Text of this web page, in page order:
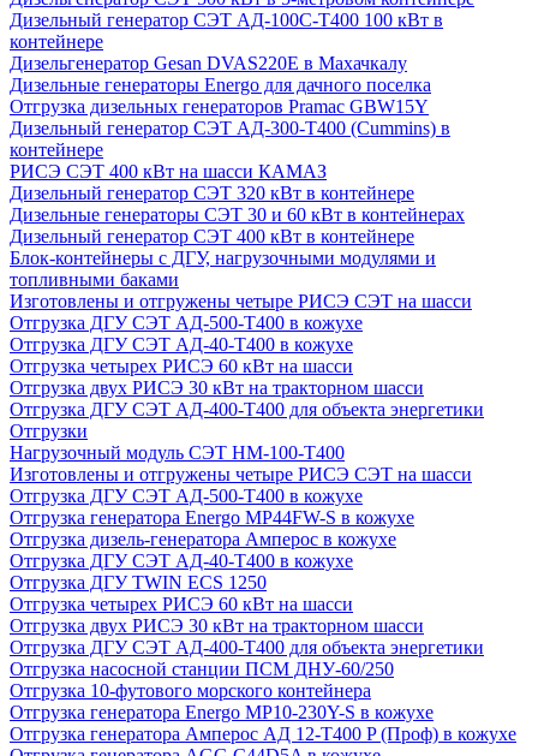
Дизельный генератор СЭТ АД-100С-Т400 100 кВт в
контейнере
Дизельгенератор Gesan DVAS220E в Махачкалу
Дизельные генераторы Energo для дачного поселка
Отгрузка дизельных генераторов Pramac GВW15Y
Дизельный генератор СЭТ АД-300-Т400 (Cummins) в
контейнере
РИСЭ СЭТ 400 кВт на шасси КАМАЗ
Дизельный генератор СЭТ 320 кВт в контейнере
Дизельные генераторы СЭТ 30 и 60 кВт в контейнерах
Дизельный генератор СЭТ 400 кВт в контейнере
Блок-контейнеры с ДГУ, нагрузочными модулями и
топливными баками
Изготовлены и отгружены четыре РИСЭ СЭТ на шасси
Отгрузка ДГУ СЭТ АД-500-Т400 в кожухе
Отгрузка ДГУ СЭТ АД-40-Т400 в кожухе
Отгрузка четырех РИСЭ 60 кВт на шасси
Отгрузка двух РИСЭ 30 кВт на тракторном шасси
Отгрузка ДГУ СЭТ АД-400-Т400 для объекта энергетики
Отгрузки
Нагрузочный модуль СЭТ НМ-100-Т400
Изготовлены и отгружены четыре РИСЭ СЭТ на шасси
Отгрузка ДГУ СЭТ АД-500-Т400 в кожухе
Отгрузка генератора Energo MP44FW-S в кожухе
Отгрузка дизель-генератора Амперос в кожухе
Отгрузка ДГУ СЭТ АД-40-Т400 в кожухе
Отгрузка ДГУ TWIN ECS 1250
Отгрузка четырех РИСЭ 60 кВт на шасси
Отгрузка двух РИСЭ 30 кВт на тракторном шасси
Отгрузка ДГУ СЭТ АД-400-Т400 для объекта энергетики
Отгрузка насосной станции ПСМ ДНУ-60/250
Отгрузка 10-футового морского контейнера
Отгрузка генератора Energo MP10-230Y-S в кожухе
Отгрузка генератора Амперос АД 12-Т400 P (Проф) в кожухе